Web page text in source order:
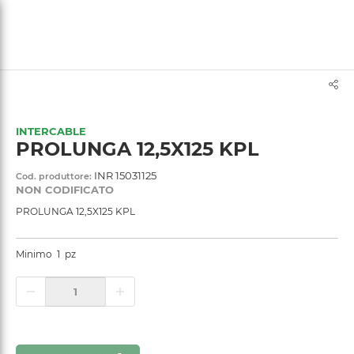
INTERCABLE
PROLUNGA 12,5X125 KPL
Cod. produttore: INR 15031125
NON CODIFICATO
PROLUNGA 12,5X125 KPL
Minimo 1 pz